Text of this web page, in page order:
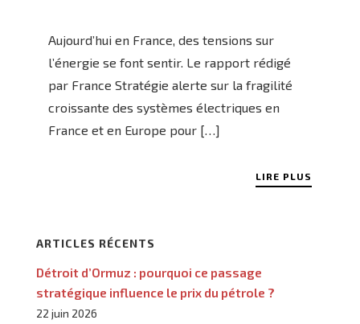
Aujourd’hui en France, des tensions sur
l’énergie se font sentir. Le rapport rédigé
par France Stratégie alerte sur la fragilité
croissante des systèmes électriques en
France et en Europe pour […]
LIRE PLUS
ARTICLES RÉCENTS
Détroit d’Ormuz : pourquoi ce passage
stratégique influence le prix du pétrole ?
22 juin 2026